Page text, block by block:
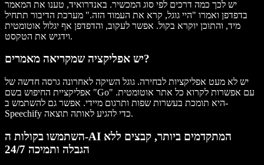
יש לכך כמה דרכים לפי סוג המכשיר. באנדרואיד, טענו את המאמר
בדפדפן ואמרו "היי גוגל, קרא את העמוד הזה." מערכת הדיבור תתחיל
מיד, והתוכן יוקרא בקול. אפשר לעקוב, והדפדפן אף יגלול אוטומטית
וידגיש את הטקסט.
יש אפליקציה שמקריאה מאמרים?
יש לא מעט אפליקציות לבחירה. גוגל השיקה לאחרונה גרסה חדשה של
אפליקציית החיפוש בשם "Go" עם אפשרות לקרוא כל אתר אוטומטית.
היא תומכת בעשרות שפות ותרגום מיידי. אפשר גם להשתמש ב-
Speechify כדי להגיע לאותה תוצאה.
השתמשו בקולות ה-AI המתקדמים ביותר, קבצים ללא
הגבלה ותמיכה 24/7